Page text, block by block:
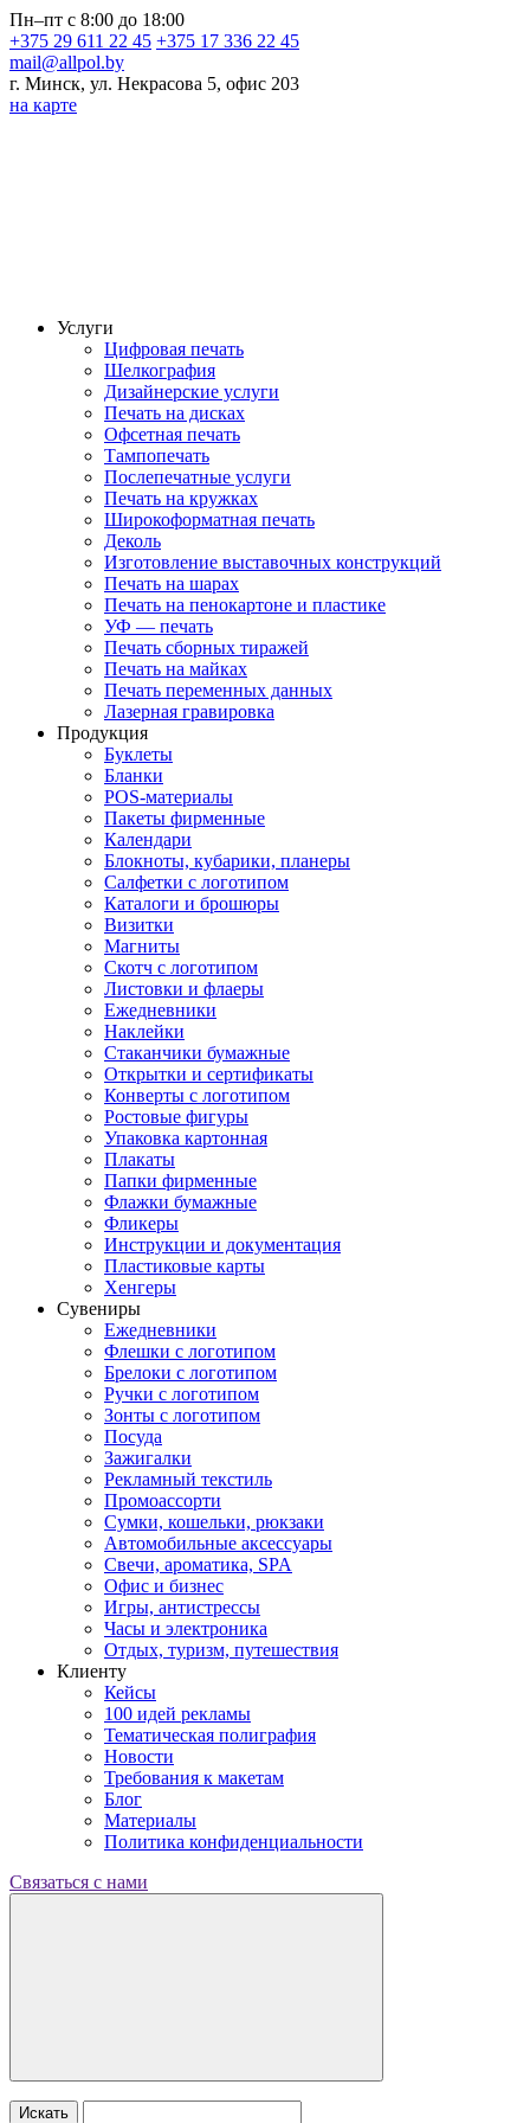
Пн–пт с 8:00 до 18:00
+375 29 611 22 45 +375 17 336 22 45
mail@allpol.by
г. Минск, ул. Некрасова 5, офис 203
на карте
Услуги
Цифровая печать
Шелкография
Дизайнерские услуги
Печать на дисках
Офсетная печать
Тампопечать
Послепечатные услуги
Печать на кружках
Широкоформатная печать
Деколь
Изготовление выставочных конструкций
Печать на шарах
Печать на пенокартоне и пластике
УФ — печать
Печать сборных тиражей
Печать на майках
Печать переменных данных
Лазерная гравировка
Продукция
Буклеты
Бланки
POS-материалы
Пакеты фирменные
Календари
Блокноты, кубарики, планеры
Салфетки с логотипом
Каталоги и брошюры
Визитки
Магниты
Скотч с логотипом
Листовки и флаеры
Ежедневники
Наклейки
Стаканчики бумажные
Открытки и сертификаты
Конверты с логотипом
Ростовые фигуры
Упаковка картонная
Плакаты
Папки фирменные
Флажки бумажные
Фликеры
Инструкции и документация
Пластиковые карты
Хенгеры
Сувениры
Ежедневники
Флешки с логотипом
Брелоки с логотипом
Ручки с логотипом
Зонты с логотипом
Посуда
Зажигалки
Рекламный текстиль
Промоассорти
Сумки, кошельки, рюкзаки
Автомобильные аксессуары
Свечи, ароматика, SPA
Офис и бизнес
Игры, антистрессы
Часы и электроника
Отдых, туризм, путешествия
Клиенту
Кейсы
100 идей рекламы
Тематическая полиграфия
Новости
Требования к макетам
Блог
Материалы
Политика конфиденциальности
Связаться с нами
Искать